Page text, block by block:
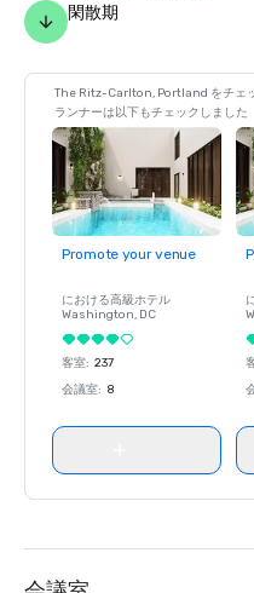
閑散期
The Ritz-Carlton, Portland をチェ
ランナーは以下もチェックしました
Promote your venue
における高級ホテル
Washington, DC
客室: 237
会議室: 8